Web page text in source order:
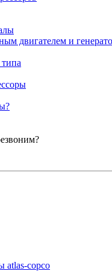
двигателем и
atlas-copco